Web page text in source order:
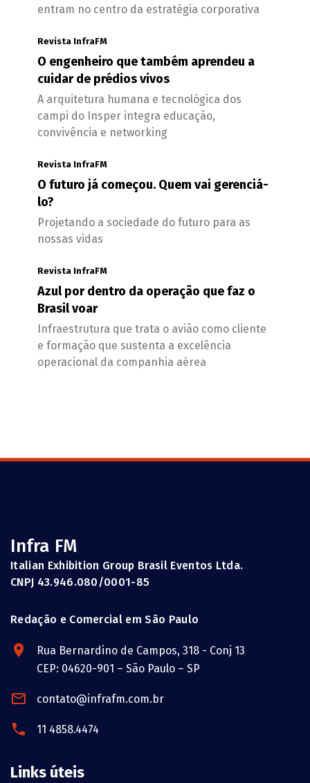
entram no centro da estratégia corporativa
Revista InfraFM
O engenheiro que também aprendeu a
cuidar de prédios vivos
A arquitetura humana e tecnológica dos
campi do Insper integra educação,
convivência e networking
Revista InfraFM
O futuro já começou. Quem vai gerenciá-
lo?
Projetando a sociedade do futuro para as
nossas vidas
Revista InfraFM
Azul por dentro da operação que faz o
Brasil voar
Infraestrutura que trata o avião como cliente
e formação que sustenta a excelência
operacional da companhia aérea
Infra FM
Italian Exhibition Group Brasil Eventos Ltda.
CNPJ 43.946.080/0001-85
Redação e Comercial em São Paulo
Rua Bernardino de Campos, 318 - Conj 13
CEP: 04620-901 – São Paulo – SP
contato@infrafm.com.br
11 4858.4474
Links úteis